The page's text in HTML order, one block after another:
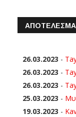
26.03.2023 -
26.03.2023 -
26.03.2023 -
25.03.2023 -
19.03.2023 -